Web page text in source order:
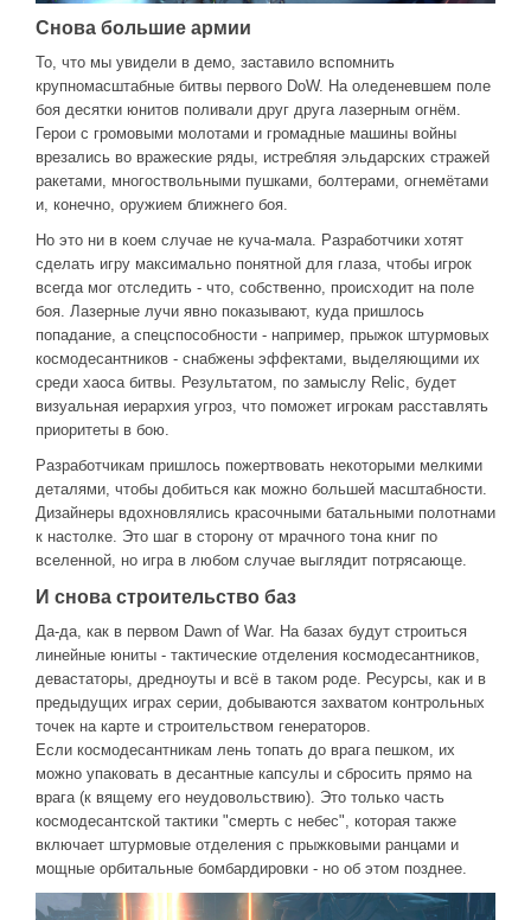
Снова большие армии
То, что мы увидели в демо, заставило вспомнить
крупномасштабные битвы первого DoW. На оледеневшем поле
боя десятки юнитов поливали друг друга лазерным огнём.
Герои с громовыми молотами и громадные машины войны
врезались во вражеские ряды, истребляя эльдарских стражей
ракетами, многоствольными пушками, болтерами, огнемётами
и, конечно, оружием ближнего боя.
Но это ни в коем случае не куча-мала. Разработчики хотят
сделать игру максимально понятной для глаза, чтобы игрок
всегда мог отследить - что, собственно, происходит на поле
боя. Лазерные лучи явно показывают, куда пришлось
попадание, а спецспособности - например, прыжок штурмовых
космодесантников - снабжены эффектами, выделяющими их
среди хаоса битвы. Результатом, по замыслу Relic, будет
визуальная иерархия угроз, что поможет игрокам расставлять
приоритеты в бою.
Разработчикам пришлось пожертвовать некоторыми мелкими
деталями, чтобы добиться как можно большей масштабности.
Дизайнеры вдохновлялись красочными батальными полотнами
к настолке. Это шаг в сторону от мрачного тона книг по
вселенной, но игра в любом случае выглядит потрясающе.
И снова строительство баз
Да-да, как в первом Dawn of War. На базах будут строиться
линейные юниты - тактические отделения космодесантников,
девастаторы, дредноуты и всё в таком роде. Ресурсы, как и в
предыдущих играх серии, добываются захватом контрольных
точек на карте и строительством генераторов.
Если космодесантникам лень топать до врага пешком, их
можно упаковать в десантные капсулы и сбросить прямо на
врага (к вящему его неудовольствию). Это только часть
космодесантской тактики "смерть с небес", которая также
включает штурмовые отделения с прыжковыми ранцами и
мощные орбитальные бомбардировки - но об этом позднее.